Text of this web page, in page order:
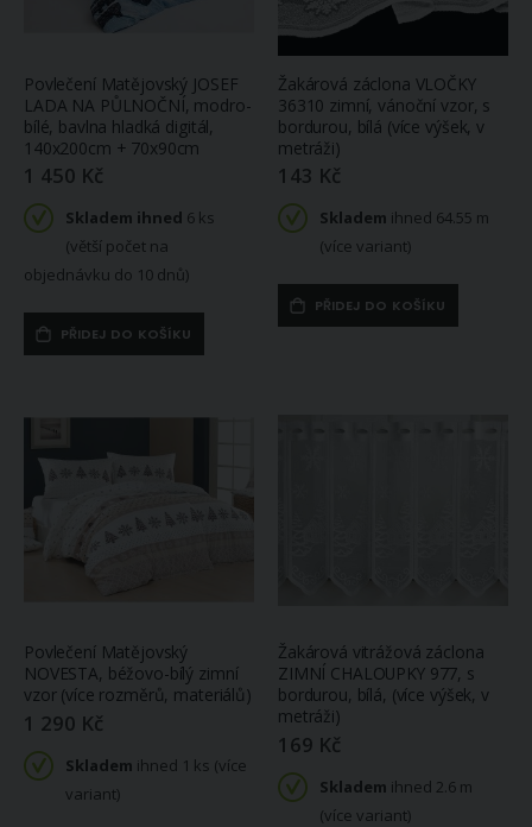
Povlečení Matějovský JOSEF
LADA NA PŮLNOČNÍ, modro-
bílé, bavlna hladká digitál,
140x200cm + 70x90cm
1 450 Kč
Skladem ihned 6 ks
(větší počet na
objednávku do 10 dnů)
PŘIDEJ DO KOŠÍKU
Žakárová záclona VLOČKY
36310 zimní, vánoční vzor, s
bordurou, bílá (více výšek, v
metráži)
143 Kč
Skladem ihned 64.55 m
(více variant)
PŘIDEJ DO KOŠÍKU
Povlečení Matějovský
NOVESTA, béžovo-bílý zimní
vzor (více rozměrů, materiálů)
1 290 Kč
Skladem ihned 1 ks (více
variant)
Žakárová vitrážová záclona
ZIMNÍ CHALOUPKY 977, s
bordurou, bílá, (více výšek, v
metráži)
169 Kč
Skladem ihned 2.6 m
(více variant)